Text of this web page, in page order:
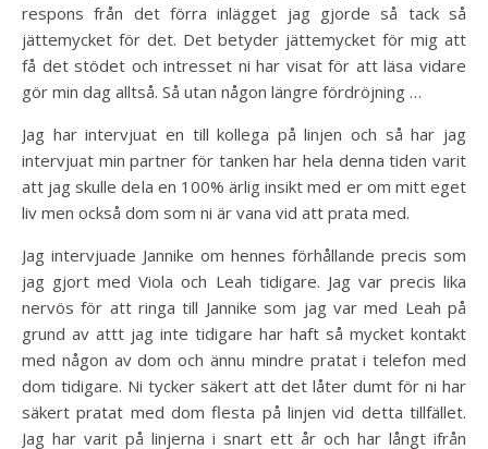
respons från det förra inlägget jag gjorde så tack så
jättemycket för det. Det betyder jättemycket för mig att
få det stödet och intresset ni har visat för att läsa vidare
gör min dag alltså. Så utan någon längre fördröjning …
Jag har intervjuat en till kollega på linjen och så har jag
intervjuat min partner för tanken har hela denna tiden varit
att jag skulle dela en 100% ärlig insikt med er om mitt eget
liv men också dom som ni är vana vid att prata med.
Jag intervjuade Jannike om hennes förhållande precis som
jag gjort med Viola och Leah tidigare. Jag var precis lika
nervös för att ringa till Jannike som jag var med Leah på
grund av attt jag inte tidigare har haft så mycket kontakt
med någon av dom och ännu mindre pratat i telefon med
dom tidigare. Ni tycker säkert att det låter dumt för ni har
säkert pratat med dom flesta på linjen vid detta tillfället.
Jag har varit på linjerna i snart ett år och har långt ifrån